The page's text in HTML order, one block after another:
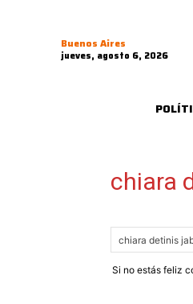
Buenos Aires
jueves, agosto 6, 2026
chiara
Si no estás feliz